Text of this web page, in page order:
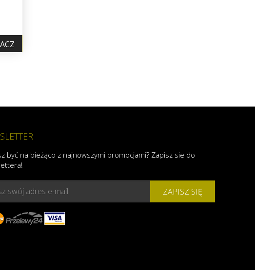
być na bieżąco z najnowszymi promocjami? Zapisz sie do
swój adres e-mail: ZAPISZ SIĘ